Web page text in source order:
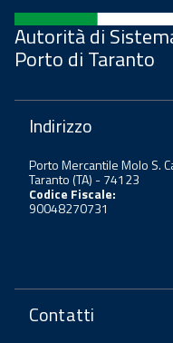
Autorità di
Porto di Taranto
Indirizzo
Porto Mercantile Molo S.
Taranto (TA) - 74123
Codice Fiscale:
90048270731
Contatti